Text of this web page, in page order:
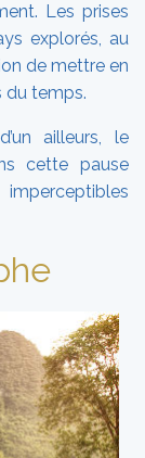
Les prises
explorés, au
de mettre en
du temps.
ailleurs, le
cette pause